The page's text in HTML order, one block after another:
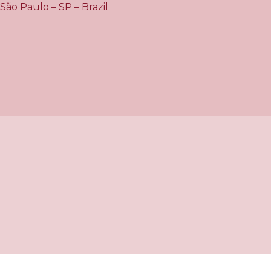
São Paulo – SP – Brazil